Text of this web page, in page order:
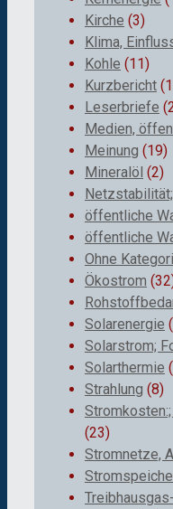
Kirche (3)
Klima,
Kohle (11)
Kurzbericht
Leserbriefe
Medien,
Meinung (19)
Mineralöl (2)
öffentliche
öffentliche
Ohne
Ökostrom
Solarenergie
Solarstrom;
Solarthermie
Strahlung (8)
(23)
Stromnetze,